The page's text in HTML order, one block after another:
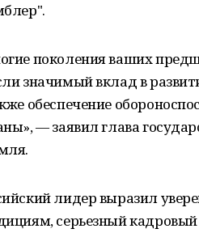
поколения ваших
значимый вклад в
обеспечение
— заявил глава
лидер выразил
серьезный